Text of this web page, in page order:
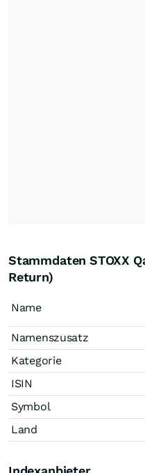
Stammdaten STOXX
Return)
Name
Namenszusatz
Kategorie
ISIN
Symbol
Land